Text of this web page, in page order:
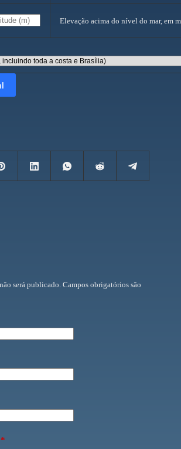
Elevação acima do nível do mar, em
será publicado. Campos obrigatórios são
*